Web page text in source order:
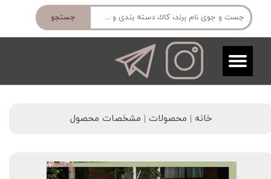
جستجو
خانه | محصولات | مشخصات محصول